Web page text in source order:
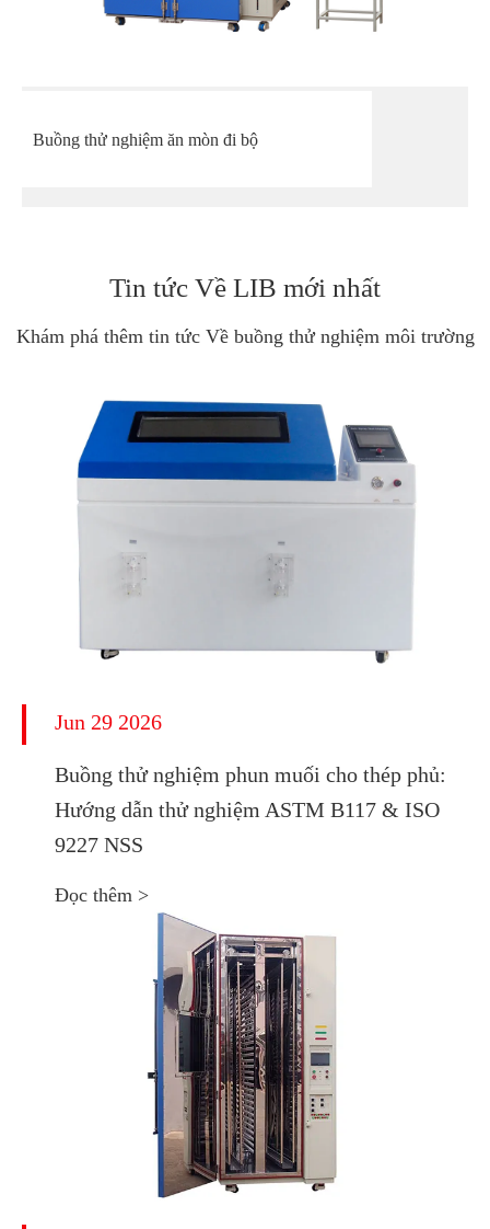
Buồng thử nghiệm ăn mòn đi bộ
Tin tức Về LIB mới nhất
Khám phá thêm tin tức Về buồng thử nghiệm môi trường
Jun 29 2026
Buồng thử nghiệm phun muối cho thép phủ:
Hướng dẫn thử nghiệm ASTM B117 & ISO
9227 NSS
Đọc thêm >